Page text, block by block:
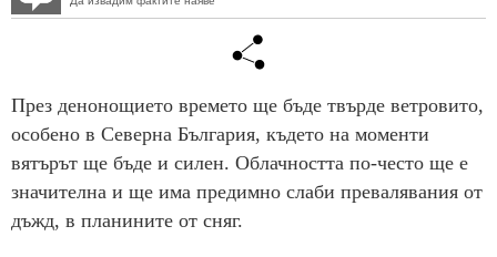
През денонощието времето ще бъде твърде ветровито,
особено в Северна България, където на моменти
вятърът ще бъде и силен. Облачността по-често ще е
значителна и ще има предимно слаби превалявания от
дъжд, в планините от сняг.